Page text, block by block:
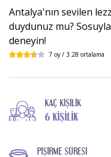
Antalya'nın sevilen
duydunuz mu?
deneyin!
7 oy / 3.28 ortalama
KAÇ KIŞILIK
6 KIŞILIK
PIŞIRME SÜRESI